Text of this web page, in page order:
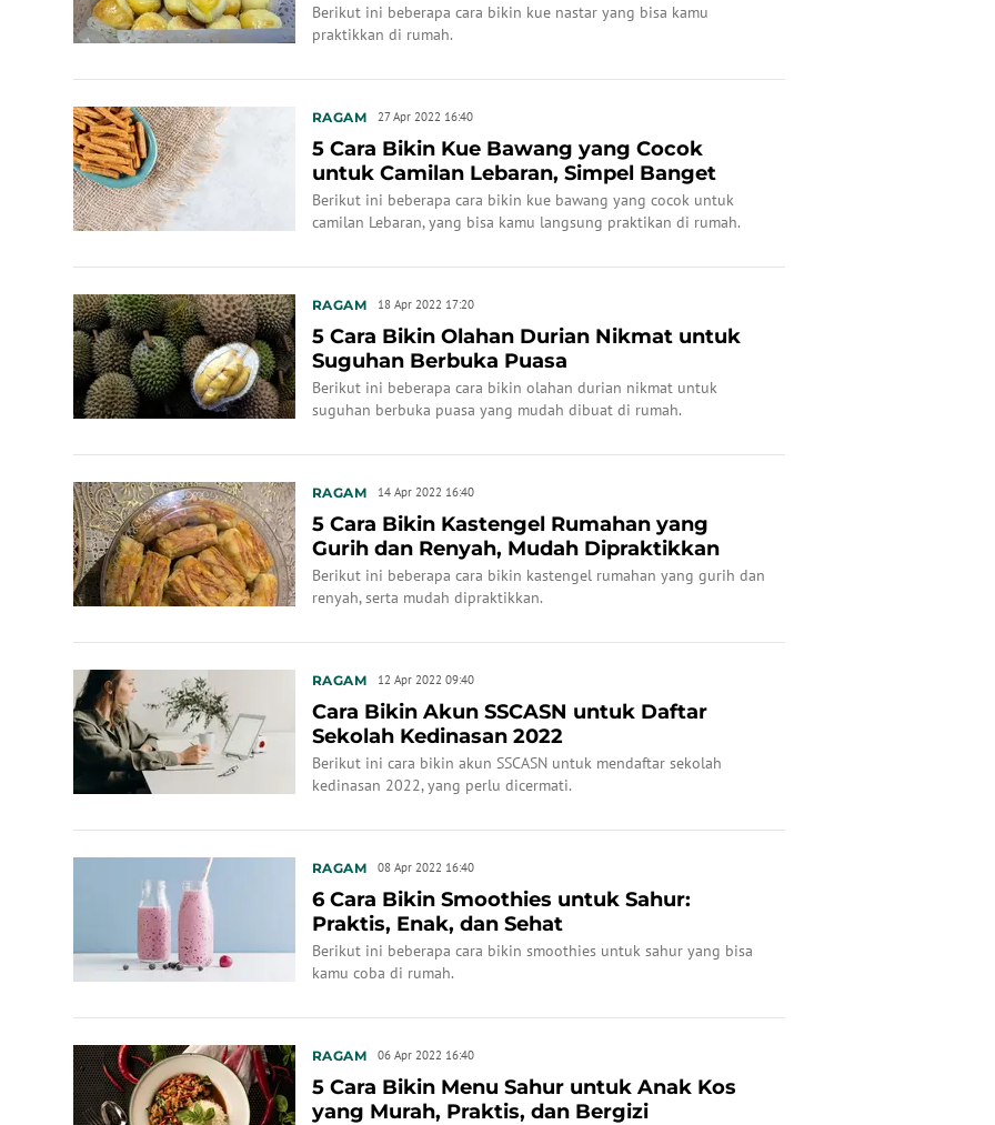
Berikut ini beberapa cara bikin kue nastar yang bisa kamu
praktikkan di rumah.
RAGAM 27 Apr 2022 16:40
5 Cara Bikin Kue Bawang yang Cocok
untuk Camilan Lebaran, Simpel Banget
Berikut ini beberapa cara bikin kue bawang yang cocok untuk
camilan Lebaran, yang bisa kamu langsung praktikan di rumah.
RAGAM 18 Apr 2022 17:20
5 Cara Bikin Olahan Durian Nikmat untuk
Suguhan Berbuka Puasa
Berikut ini beberapa cara bikin olahan durian nikmat untuk
suguhan berbuka puasa yang mudah dibuat di rumah.
RAGAM 14 Apr 2022 16:40
5 Cara Bikin Kastengel Rumahan yang
Gurih dan Renyah, Mudah Dipraktikkan
Berikut ini beberapa cara bikin kastengel rumahan yang gurih dan
renyah, serta mudah dipraktikkan.
RAGAM 12 Apr 2022 09:40
Cara Bikin Akun SSCASN untuk Daftar
Sekolah Kedinasan 2022
Berikut ini cara bikin akun SSCASN untuk mendaftar sekolah
kedinasan 2022, yang perlu dicermati.
RAGAM 08 Apr 2022 16:40
6 Cara Bikin Smoothies untuk Sahur:
Praktis, Enak, dan Sehat
Berikut ini beberapa cara bikin smoothies untuk sahur yang bisa
kamu coba di rumah.
RAGAM 06 Apr 2022 16:40
5 Cara Bikin Menu Sahur untuk Anak Kos
yang Murah, Praktis, dan Bergizi